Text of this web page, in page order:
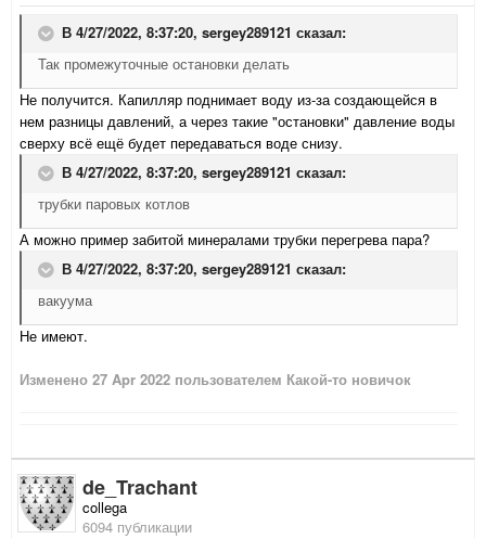
В 4/27/2022, 8:37:20, sergey289121 сказал:
Так промежуточные остановки делать
Не получится. Капилляр поднимает воду из-за создающейся в
нем разницы давлений, а через такие "остановки" давление воды
сверху всё ещё будет передаваться воде снизу.
В 4/27/2022, 8:37:20, sergey289121 сказал:
трубки паровых котлов
А можно пример забитой минералами трубки перегрева пара?
В 4/27/2022, 8:37:20, sergey289121 сказал:
вакуума
Не имеют.
Изменено 27 Apr 2022 пользователем Какой-то новичок
de_Trachant
collega
6094 публикации